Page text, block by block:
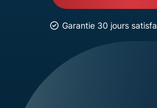
Garantie 30 jours